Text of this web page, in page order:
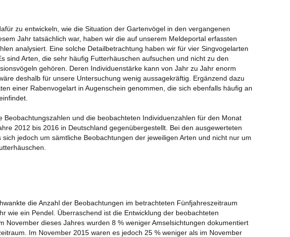
zu entwickeln, wie die Situation der Gartenvögel in den vergangenen
Jahr tatsächlich war, haben wir die auf unserem Meldeportal erfassten
analysiert. Eine solche Detailbetrachtung haben wir für vier Singvogelarten
sind Arten, die sehr häufig Futterhäuschen aufsuchen und nicht zu den
gehören. Deren Individuenstärke kann von Jahr zu Jahr enorm
deshalb für unsere Untersuchung wenig aussagekräftig. Ergänzend dazu
einer Rabenvogelart in Augenschein genommen, die sich ebenfalls häufig an
Beobachtungszahlen und die beobachteten Individuenzahlen für den Monat
2012 bis 2016 in Deutschland gegenübergestellt. Bei den ausgewerteten
sich jedoch um sämtliche Beobachtungen der jeweiligen Arten und nicht nur um
die Anzahl der Beobachtungen im betrachteten Fünfjahreszeitraum
wie ein Pendel. Überraschend ist die Entwicklung der beobachteten
November dieses Jahres wurden 8 % weniger Amselsichtungen dokumentiert
Im November 2015 waren es jedoch 25 % weniger als im November